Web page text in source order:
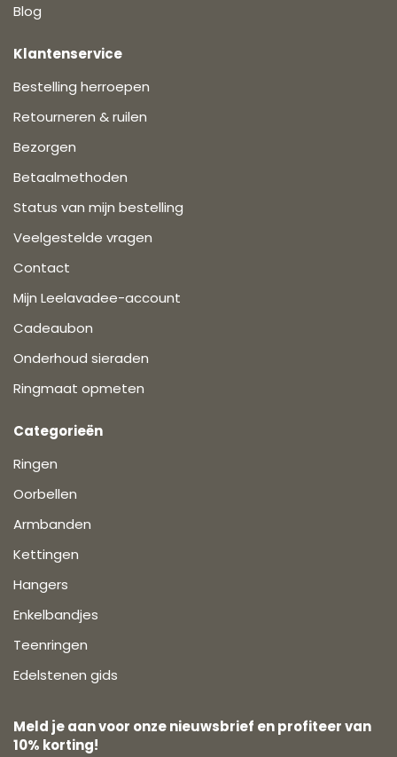
Blog
Klantenservice
Bestelling herroepen
Retourneren & ruilen
Bezorgen
Betaalmethoden
Status van mijn bestelling
Veelgestelde vragen
Contact
Mijn Leelavadee-account
Cadeaubon
Onderhoud sieraden
Ringmaat opmeten
Categorieën
Ringen
Oorbellen
Armbanden
Kettingen
Hangers
Enkelbandjes
Teenringen
Edelstenen gids
Meld je aan voor onze nieuwsbrief en profiteer van
10% korting!